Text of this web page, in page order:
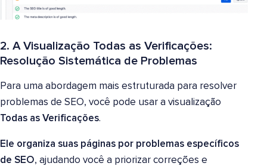
2. A Visualização Todas as Verificações:
Resolução Sistemática de Problemas
Para uma abordagem mais estruturada para resolver
problemas de SEO, você pode usar a visualização
Todas as Verificações.
Ele organiza suas páginas por problemas específicos
de SEO, ajudando você a priorizar correções e